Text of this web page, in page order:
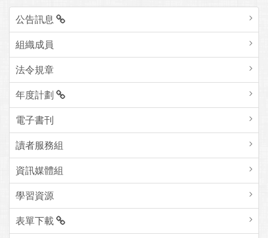
公告訊息
組織成員
法令規章
年度計劃
電子書刊
讀者服務組
資訊媒體組
學習資源
表單下載